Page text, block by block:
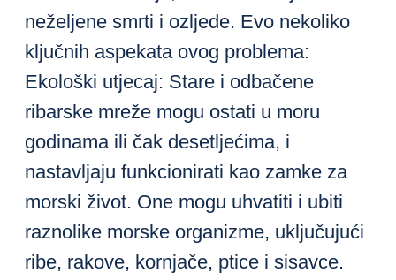
neželjene smrti i ozljede. Evo nekoliko
ključnih aspekata ovog problema:
Ekološki utjecaj: Stare i odbačene
ribarske mreže mogu ostati u moru
godinama ili čak desetljećima, i
nastavljaju funkcionirati kao zamke za
morski život. One mogu uhvatiti i ubiti
raznolike morske organizme, uključujući
ribe, rakove, kornjače, ptice i sisavce.